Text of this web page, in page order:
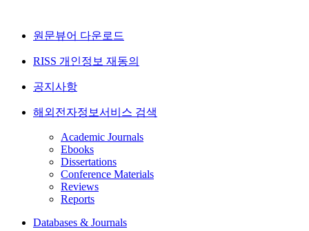
원문뷰어 다운로드
RISS 개인정보 재동의
공지사항
해외전자정보서비스 검색
Academic Journals
Ebooks
Dissertations
Conference Materials
Reviews
Reports
Databases & Journals